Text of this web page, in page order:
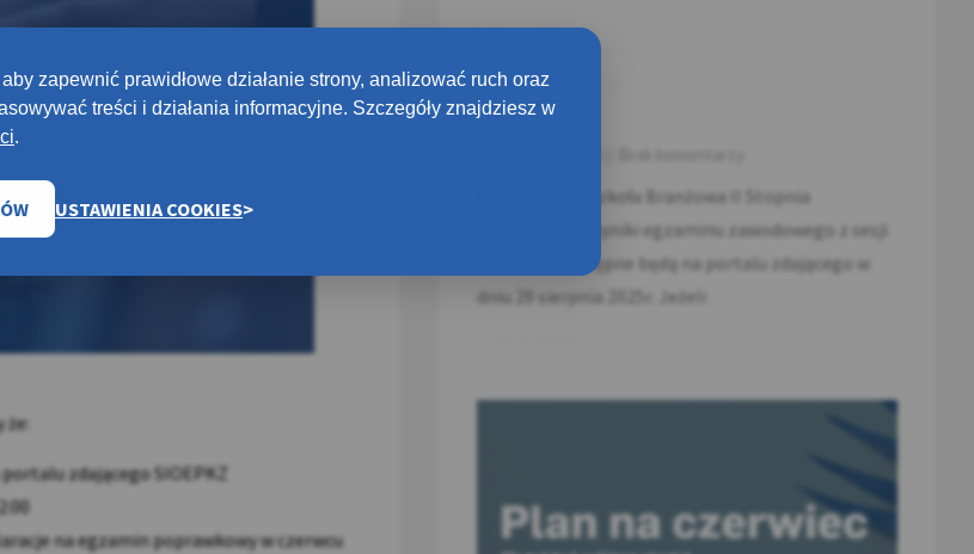
zapewnić prawidłowe działanie strony, analizować ruch oraz
treści i działania informacyjne. Szczegóły znajdziesz w
.
USTAWIENIA COOKIES
zdającego SIOEPKZ
na egzamin poprawkowy w czerwcu
Wyniki egzaminu
zawodowego z sesji lato
2025
Niepubliczna Szkoła Branżowa II Stopnia
informuje, że wyniki egzaminu zawodowego z sesji
lato 2025 dostępne będą na portalu zdającego w
dniu 29 sierpnia 2025r. Jeżeli